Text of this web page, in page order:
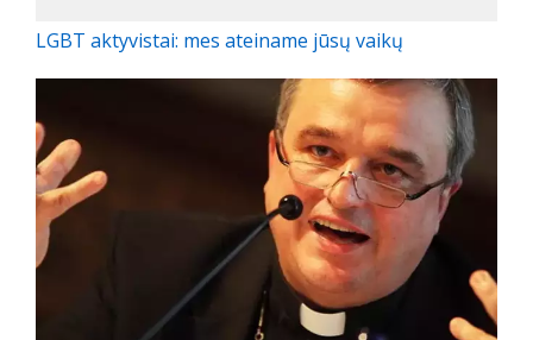
LGBT aktyvistai: mes ateiname jūsų vaikų